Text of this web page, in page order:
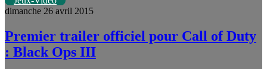
dimanche 26 avril 2015
Premier trailer officiel pour Call of Duty
: Black Ops III